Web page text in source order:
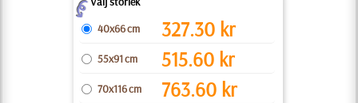
Z
40x66 cm
327.30 kr
55x91 cm 515.60 kr
70x116 cm 763.60 kr